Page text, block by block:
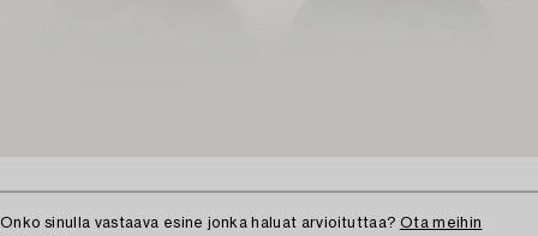
Onko sinulla vastaava esine jonka haluat arvioituttaa? Ota meihin